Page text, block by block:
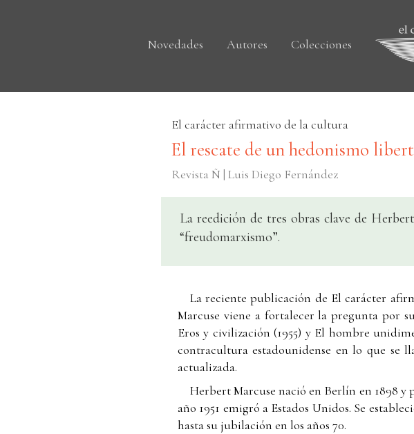
Novedades Autores Colecciones
El carácter afirmativo de la cultura
El rescate de un hedonismo
Revista Ñ | Luis Diego Fernández
La reedición de tres obras clave de
“freudomarxismo”.
La reciente publicación de El carácter
Marcuse viene a fortalecer la pregunta por
Eros y civilización (1955) y El hombre
contracultura estadounidense en lo que se
actualizada.
Herbert Marcuse nació en Berlín en 1898 y
año 1951 emigró a Estados Unidos. Se
hasta su jubilación en los años 70.